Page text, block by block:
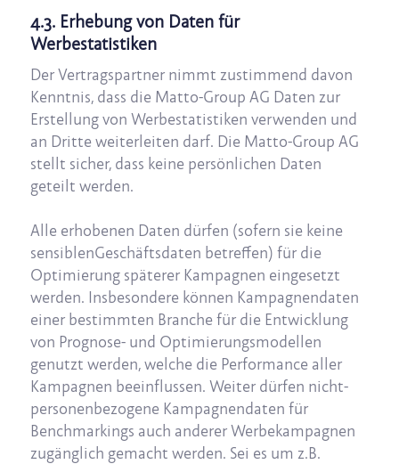
4.3. Erhebung von Daten für
Werbestatistiken
Der Vertragspartner nimmt zustimmend davon
Kenntnis, dass die Matto-Group AG Daten zur
Erstellung von Werbestatistiken verwenden und
an Dritte weiterleiten darf. Die Matto-Group AG
stellt sicher, dass keine persönlichen Daten
geteilt werden.
Alle erhobenen Daten dürfen (sofern sie keine
sensiblenGeschäftsdaten betreffen) für die
Optimierung späterer Kampagnen eingesetzt
werden. Insbesondere können Kampagnendaten
einer bestimmten Branche für die Entwicklung
von Prognose- und Optimierungsmodellen
genutzt werden, welche die Performance aller
Kampagnen beeinflussen. Weiter dürfen nicht-
personenbezogene Kampagnendaten für
Benchmarkings auch anderer Werbekampagnen
zugänglich gemacht werden. Sei es um z.B.